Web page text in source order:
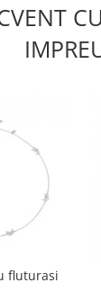
fluturasi